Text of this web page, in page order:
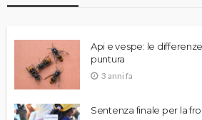
Api e vespe: le
puntura
3 anni fa
Sentenza finale per la